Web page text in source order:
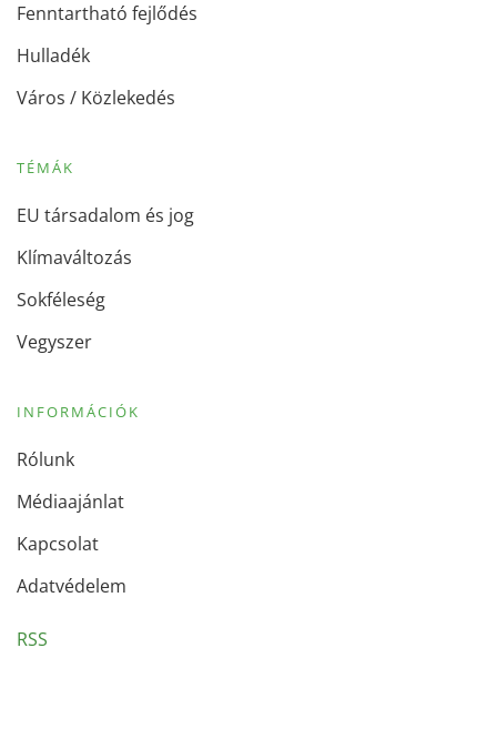
Fenntartható fejlődés
Hulladék
Város / Közlekedés
TÉMÁK
EU társadalom és jog
Klímaváltozás
Sokféleség
Vegyszer
INFORMÁCIÓK
Rólunk
Médiaajánlat
Kapcsolat
Adatvédelem
RSS